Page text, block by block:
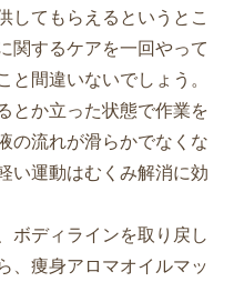
してもらえるというとこ
関するケアを一回やって
間違いないでしょう。
とか立った状態で作業を
の流れが滑らかでなくな
い運動はむくみ解消に効
ボディラインを取り戻し
、痩身アロマオイルマッ